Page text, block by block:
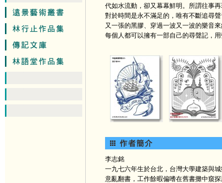
代如水流動，卻又幕幕鮮明。所謂往事
對於時間是永不滿足的，唯有不斷追尋
又一張的黑膠、穿過一波又一波的樂音
每個人都可以擁有一部自己的尋聲記，
李志銘
一九七六年生於台北，台灣大學建築與
意亂翻書，工作餘暇偏嗜在舊書攤中窺